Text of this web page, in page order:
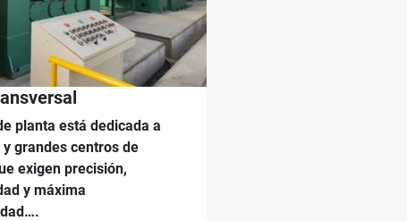
planta está dedicada a
grandes centros de
exigen precisión,
y máxima